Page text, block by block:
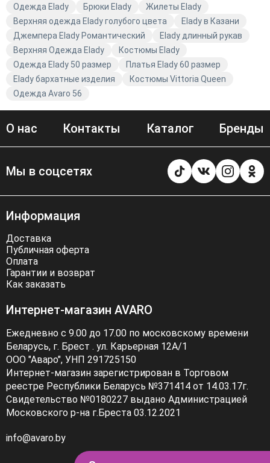
с доставкой. Не упустите возможность приобрести
качественную модную одежду от Elady. Выберите
платье, которое подчеркнёт вашу индивидуальность, и
создайте неповторимый образ.
Одежда Elady
Брюки Elady
Жилеты Elady
Верхняя одежда Elady голубого цвета
Elady в Казани
Джемпера Elady Романтический
Elady длинный рукав
Верхняя Одежда Elady
Костюмы Elady
Одежда Elady 50 размер
Платья Elady 60 размер
Elady бархатные изделия
Костюмы Vittoria Queen
Одежда Avaro 56
О нас Контакты Каталог Бренды
Мы в соцсетях
Информация
Доставка
Публичная оферта
Оплата
Гарантии и возврат
Как заказать
Интернет-магазин AVARO
Ежедневно с 9.00 до 17.00 по московскому времени
Беларусь, г. Брест . ул. Карьерная 12А/1
ООО "Аваро", УНП 291725150
Интернет-магазин зарегистрирован в Торговом
реестре Республики Беларусь №371414 от 14.03.17г.
Свидетельство №0180227 выдано Администрацией
Московского р-на г.Бреста 03.12.2021
info@avaro.by